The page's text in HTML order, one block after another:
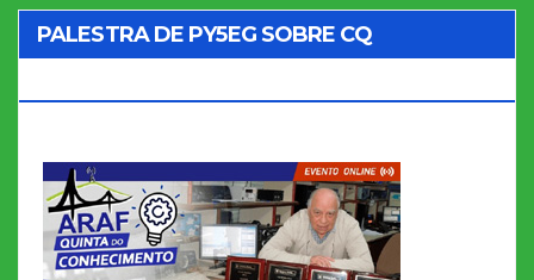
PALESTRA DE PY5EG SOBRE CQ